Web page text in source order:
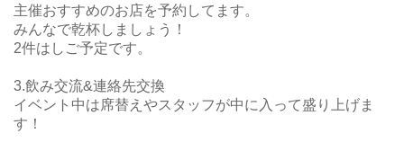
主催おすすめのお店を予約してます。
みんなで乾杯しましょう！
2件はしご予定です。
3.飲み交流&連絡先交換
イベント中は席替えやスタッフが中に入って盛り上げま
す！